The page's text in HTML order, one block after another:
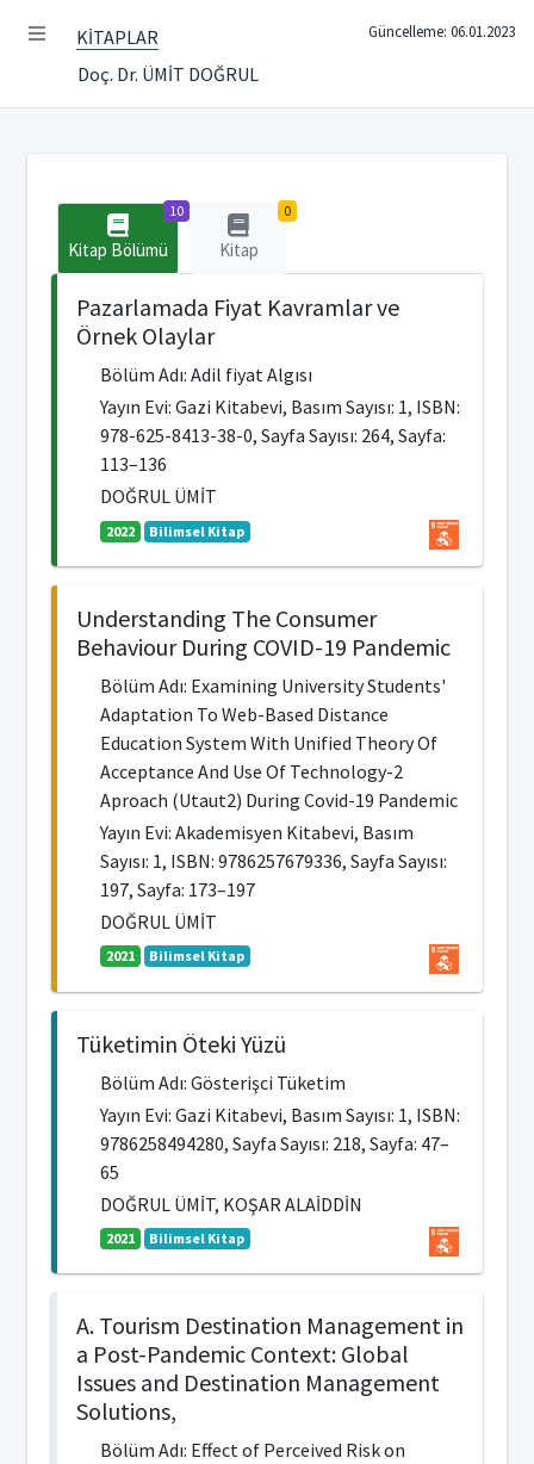
KİTAPLAR
Doç. Dr. ÜMİT DOĞRUL
Güncelleme: 06.01.2023
10
Kitap Bölümü
0
Kitap
Pazarlamada Fiyat Kavramlar ve
Örnek Olaylar
Bölüm Adı: Adil fiyat Algısı
Yayın Evi: Gazi Kitabevi, Basım Sayısı: 1, ISBN:
978-625-8413-38-0, Sayfa Sayısı: 264, Sayfa:
113–136
DOĞRUL ÜMİT
2022 Bilimsel Kitap
Understanding The Consumer
Behaviour During COVID-19 Pandemic
Bölüm Adı: Examining University Students'
Adaptation To Web-Based Distance
Education System With Unified Theory Of
Acceptance And Use Of Technology-2
Aproach (Utaut2) During Covid-19 Pandemic
Yayın Evi: Akademisyen Kitabevi, Basım
Sayısı: 1, ISBN: 9786257679336, Sayfa Sayısı:
197, Sayfa: 173–197
DOĞRUL ÜMİT
2021 Bilimsel Kitap
Tüketimin Öteki Yüzü
Bölüm Adı: Gösterişci Tüketim
Yayın Evi: Gazi Kitabevi, Basım Sayısı: 1, ISBN:
9786258494280, Sayfa Sayısı: 218, Sayfa: 47–
65
DOĞRUL ÜMİT, KOŞAR ALAİDDİN
2021 Bilimsel Kitap
A. Tourism Destination Management in
a Post-Pandemic Context: Global
Issues and Destination Management
Solutions,
Bölüm Adı: Effect of Perceived Risk on